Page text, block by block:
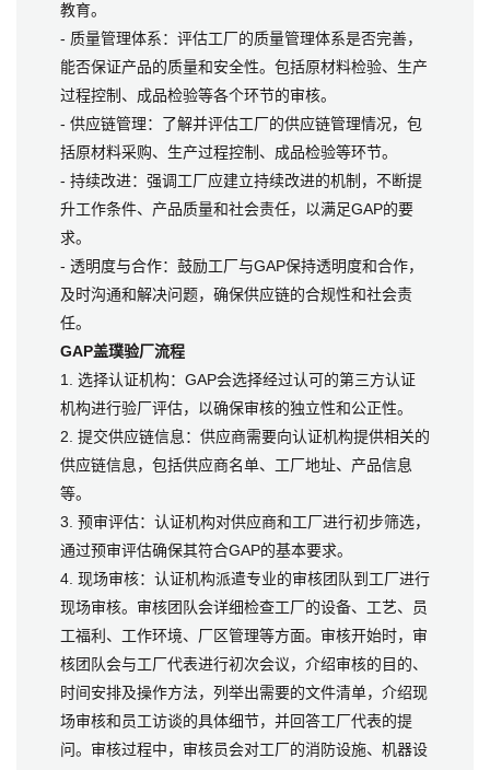
教育。
- 质量管理体系：评估工厂的质量管理体系是否完善，
能否保证产品的质量和安全性。包括原材料检验、生产
过程控制、成品检验等各个环节的审核。
- 供应链管理：了解并评估工厂的供应链管理情况，包
括原材料采购、生产过程控制、成品检验等环节。
- 持续改进：强调工厂应建立持续改进的机制，不断提
升工作条件、产品质量和社会责任，以满足GAP的要
求。
- 透明度与合作：鼓励工厂与GAP保持透明度和合作，
及时沟通和解决问题，确保供应链的合规性和社会责
任。
GAP盖璞验厂流程
1. 选择认证机构：GAP会选择经过认可的第三方认证
机构进行验厂评估，以确保审核的独立性和公正性。
2. 提交供应链信息：供应商需要向认证机构提供相关的
供应链信息，包括供应商名单、工厂地址、产品信息
等。
3. 预审评估：认证机构对供应商和工厂进行初步筛选，
通过预审评估确保其符合GAP的基本要求。
4. 现场审核：认证机构派遣专业的审核团队到工厂进行
现场审核。审核团队会详细检查工厂的设备、工艺、员
工福利、工作环境、厂区管理等方面。审核开始时，审
核团队会与工厂代表进行初次会议，介绍审核的目的、
时间安排及操作方法，列举出需要的文件清单，介绍现
场审核和员工访谈的具体细节，并回答工厂代表的提
问。审核过程中，审核员会对工厂的消防设施、机器设